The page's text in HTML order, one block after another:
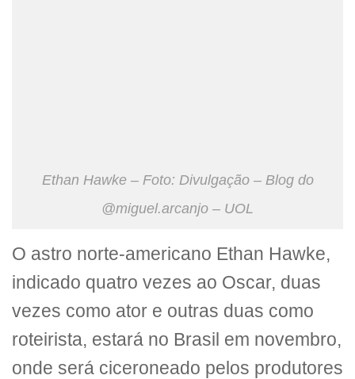
Ethan Hawke – Foto: Divulgação – Blog do
@miguel.arcanjo – UOL
O astro norte-americano Ethan Hawke,
indicado quatro vezes ao Oscar, duas
vezes como ator e outras duas como
roteirista, estará no Brasil em novembro,
onde será ciceroneado pelos produtores